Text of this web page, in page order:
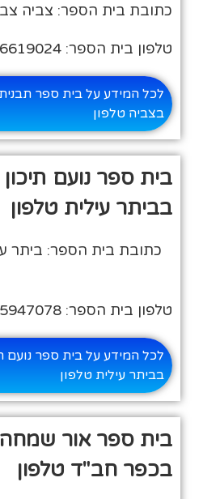
כתובת בית הספר: צביה
טלפון בית הספר: 04-6619024
לכל המידע על בית ספר תבנית
בצביה טלפון
בית ספר נועם תיכון
בביתר עילית טלפון
כתובת בית הספר: ביתר
טלפון בית הספר: 02-5947078
לכל המידע על בית ספר נועם
בביתר עילית טלפון
בית ספר אור שמחה
בכפר חב"ד טלפון